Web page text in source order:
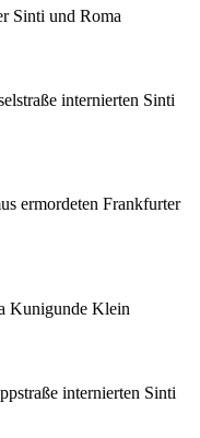
Sinti und Roma
internierten Sinti
ermordeten Frankfurter
Kunigunde Klein
internierten Sinti